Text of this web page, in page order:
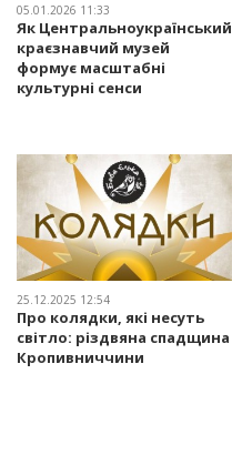
05.01.2026 11:33
Як Центральноукраїнський
краєзнавчий музей
формує масштабні
культурні сенси
25.12.2025 12:54
Про колядки, які несуть
світло: різдвяна спадщина
Кропивниччини